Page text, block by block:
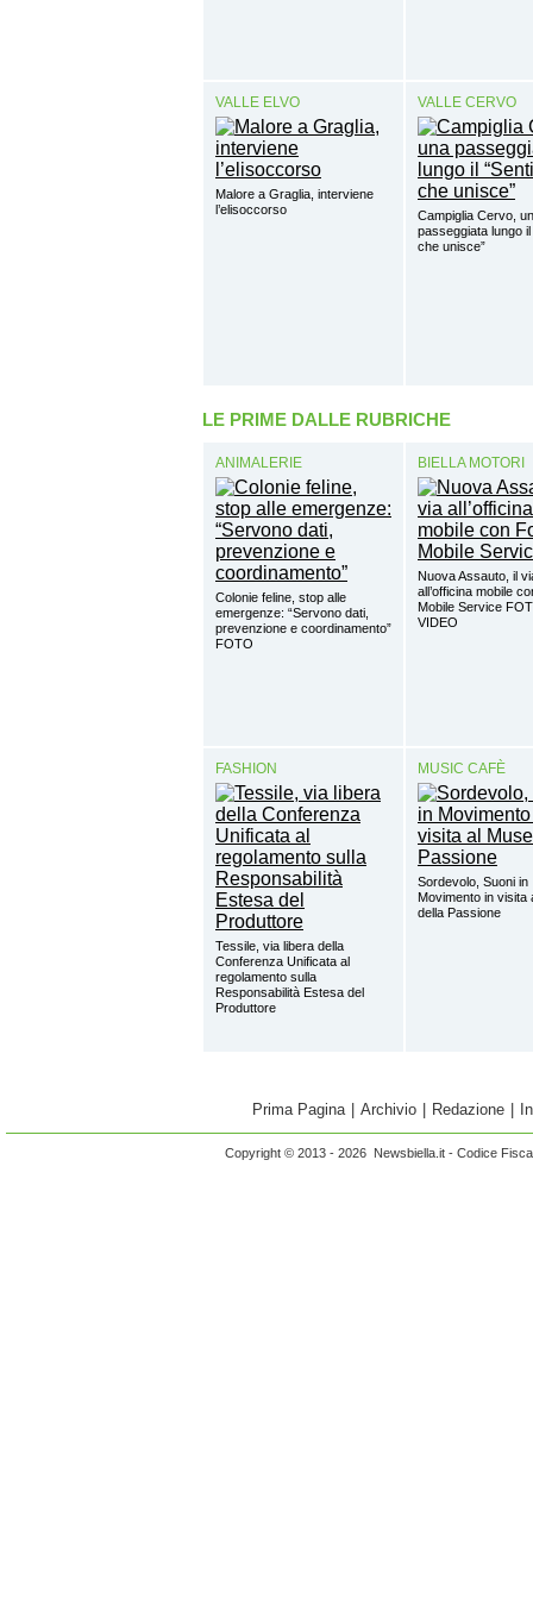
VALLE ELVO
Malore a Graglia, interviene
l’elisoccorso
VALLE CERVO
Campiglia Cervo,
passeggiata lungo il
che unisce”
LE PRIME DALLE RUBRICHE
ANIMALERIE
Colonie feline, stop alle
emergenze: “Servono dati,
prevenzione e coordinamento”
FOTO
BIELLA MOTORI
Nuova Assauto, il
all’officina mobile
Mobile Service
VIDEO
FASHION
Tessile, via libera della
Conferenza Unificata al
regolamento sulla
Responsabilità Estesa del
Produttore
MUSIC CAFÈ
Sordevolo, Suoni in
Movimento in visita
della Passione
Prima Pagina Archivio Redazione
Copyright © 2013 - 2026 Newsbiella.it - Codice